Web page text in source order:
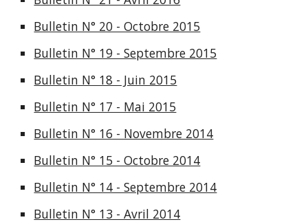
Bulletin N° 20 - Octobre 2015
Bulletin N° 19 - Septembre 2015
Bulletin N° 18 - Juin 2015
Bulletin N° 17 - Mai 2015
Bulletin N° 16 - Novembre 2014
Bulletin N° 15 - Octobre 2014
Bulletin N° 14 - Septembre 2014
Bulletin N° 13 - Avril 2014